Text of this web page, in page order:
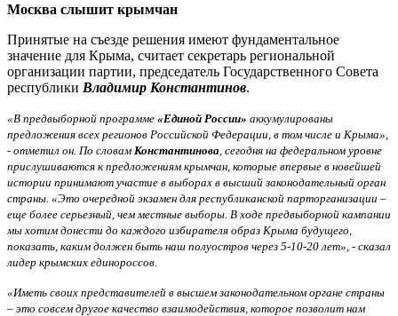
Москва слышит крымчан
Принятые на съезде решения имеют фундаментальное
значение для Крыма, считает секретарь региональной
организации партии, председатель Государственного Совета
республики Владимир Константинов.
«В предвыборной программе «Единой России» аккумулированы
предложения всех регионов Российской Федерации, в том числе и Крыма»,
- отметил он. По словам Константинова , сегодня на федеральном уровне
прислушиваются к предложениям крымчан, которые впервые в новейшей
истории принимают участие в выборах в высший законодательный орган
страны. «Это очередной экзамен для республиканской парторганизации –
еще более серьезный, чем местные выборы. В ходе предвыборной кампании
мы хотим донести до каждого избирателя образ Крыма будущего,
показать, каким должен быть наш полуостров через 5-10-20 лет», - сказал
лидер крымских единороссов.
«Иметь своих представителей в высшем законодательном органе страны
– это совсем другое качество взаимодействия, которое позволит нам